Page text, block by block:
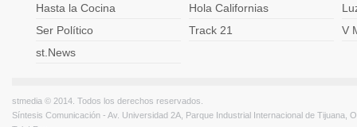
Hasta la Cocina
Hola Californias
Ser Político
Track 21
V
st.News
stmedia © 2014. Todos los derechos reservados.
Síntesis Comunicación - Av. Universidad 2A, Parque Industrial Internacional de Tijuana,